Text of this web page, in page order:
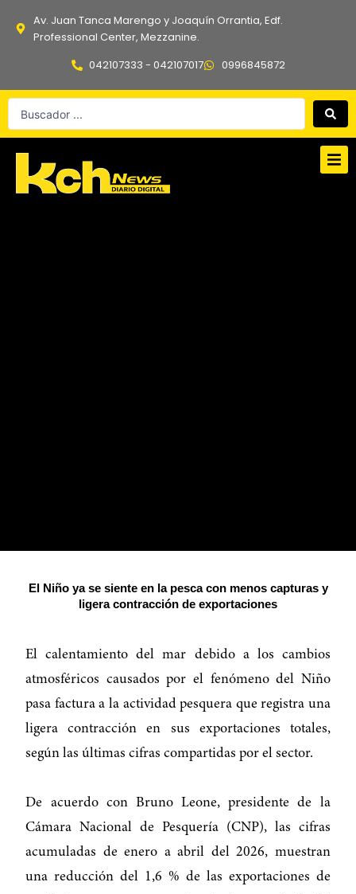
Av. Juan Tanca Marengo y Joaquín Orrantia, Edf.
Professional Center, Mezzanine.
042107333 - 042107017
0996845872
Search
El Niño ya se siente en la pesca con menos capturas y
ligera contracción de exportaciones
El calentamiento del mar debido a los cambios
atmosféricos causados por el fenómeno del Niño
pasa factura a la actividad pesquera que registra una
ligera contracción en sus exportaciones totales,
según las últimas cifras compartidas por el sector.
De acuerdo con Bruno Leone, presidente de la
Cámara Nacional de Pesquería (CNP), las cifras
acumuladas de enero a abril del 2026, muestran
una reducción del 1,6 % de las exportaciones de